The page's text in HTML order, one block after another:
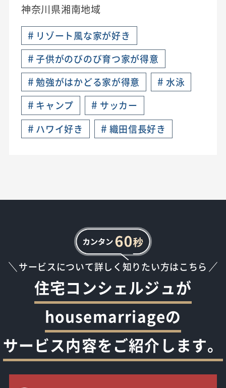
神奈川県湘南地域
# リゾート風な家が好き
# 子供がのびのび育つ家が得意
# 勉強がはかどる家が得意 # 水泳
# キャンプ # サッカー
# ハワイ好き # 織田信長好き
サービスについて詳しく知りたい方はこちら
住宅コンシェルジュが
housemarriageの
サービス内容をご紹介します。